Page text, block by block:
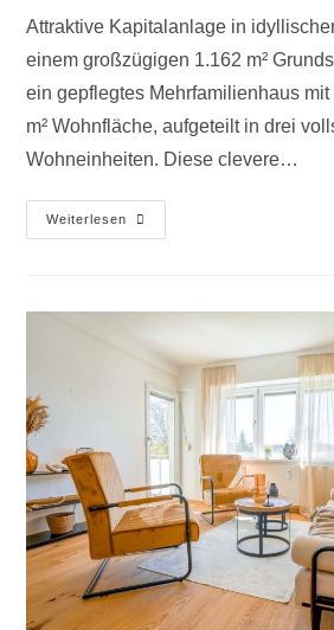
Attraktive Kapitalanlage in
einem großzügigen 1.162 m²
ein gepflegtes Mehrfamilienhaus
m² Wohnfläche, aufgeteilt in drei
Wohneinheiten. Diese clevere…
Weiterlesen